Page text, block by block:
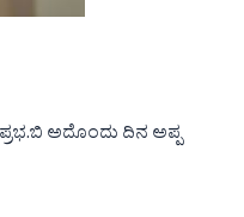
ಅದೊಂದು ದಿನ ಅಪ್ಪ